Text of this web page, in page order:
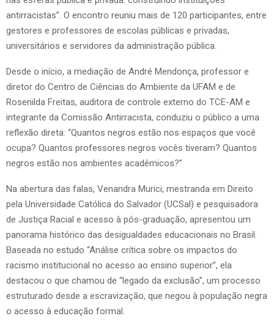
antirracistas”. O encontro reuniu mais de 120 participantes, entre
gestores e professores de escolas públicas e privadas,
universitários e servidores da administração pública.
Desde o início, a mediação de André Mendonça, professor e
diretor do Centro de Ciências do Ambiente da UFAM e de
Rosenilda Freitas, auditora de controle externo do TCE-AM e
integrante da Comissão Antirracista, conduziu o público a uma
reflexão direta: “Quantos negros estão nos espaços que você
ocupa? Quantos professores negros vocês tiveram? Quantos
negros estão nos ambientes acadêmicos?”
Na abertura das falas, Venandra Murici, mestranda em Direito
pela Universidade Católica do Salvador (UCSal) e pesquisadora
de Justiça Racial e acesso à pós-graduação, apresentou um
panorama histórico das desigualdades educacionais no Brasil.
Baseada no estudo “Análise crítica sobre os impactos do
racismo institucional no acesso ao ensino superior”, ela
destacou o que chamou de “legado da exclusão”, um processo
estruturado desde a escravização, que negou à população negra
o acesso à educação formal.